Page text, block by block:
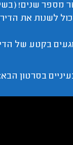
מספר שנים!
לשנות את
בקטע של
בסרטון הבא: